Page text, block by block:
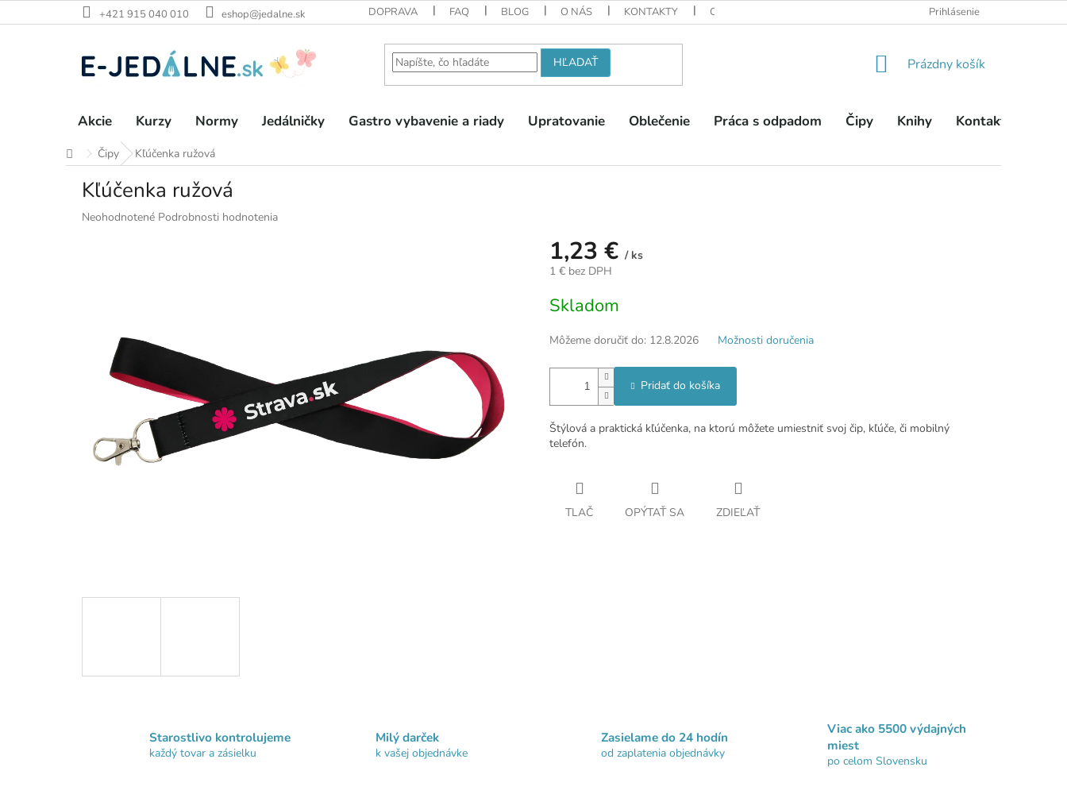
na
+421 915 040 010 eshop@jedalne.sk DOPRAVA FAQ BLOG O NÁS KONTAKTY OBCHODNÉ PODMIENKY PODMIENKY OCHRANY OSOBNÝCH
Prihlásenie
HĽADAŤ
NÁKUPNÝ
Prázdny košík
Akcie Kurzy Normy Jedálničky Gastro vybavenie a riady Upratovanie Oblečenie Práca s odpadom Čipy Knihy Kontakty
DomovČipy Kľúčenka ružová
Kľúčenka ružová
Priemerné
Neohodnotené Podrobnosti hodnotenia
1,23 € / ks
1 € bez DPH
cena:
Skladom
Môžeme doručiť do: 12.8.2026 Možnosti doručenia
Pridať do košíka
Štýlová a praktická kľúčenka, na ktorú môžete umiestniť svoj čip, kľúče, či mobilný
telefón.
TLAČ OPÝTAŤ SA ZDIEĽAŤ
Starostlivo kontrolujeme
každý tovar a zásielku
Milý darček
k vašej objednávke
Zasielame do 24 hodín
od zaplatenia objednávky
Viac ako 5500 výdajných
miest
po celom Slovensku